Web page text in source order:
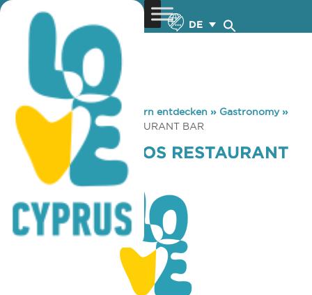
DE
You are here: Home »Zypern entdecken » Gastronomy»
JENNY’S FOURNOS RESTAURANT BAR
JENNY’S FOURNOS RESTAURANT
BAR